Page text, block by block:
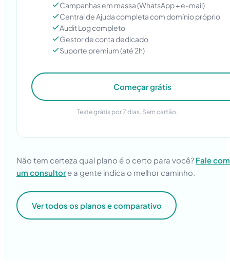
Campanhas em massa (WhatsApp + e-mail)
Central de Ajuda completa com domínio próprio
Audit Log completo
Gestor de conta dedicado
Suporte premium (até 2h)
Começar grátis
Teste grátis por 7 dias. Sem cartão.
Não tem certeza qual plano é o certo para você? Fale com
um consultore a gente indica o melhor caminho.
Ver todos os planos e comparativo